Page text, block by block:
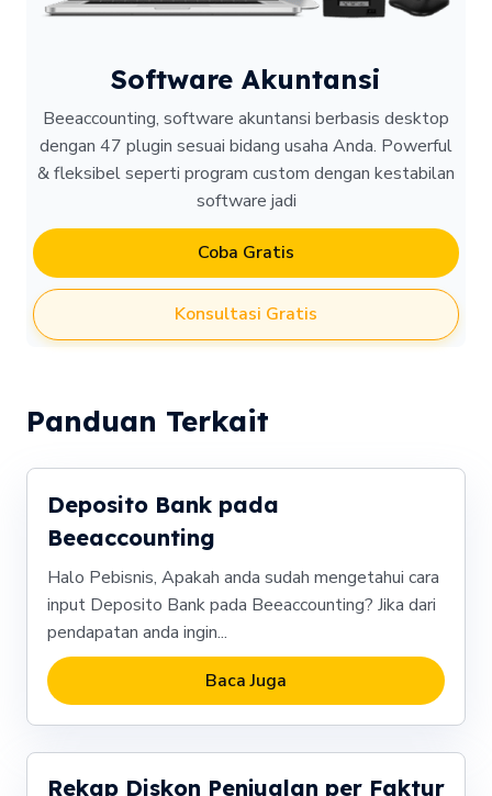
Software Akuntansi
Beeaccounting, software akuntansi berbasis desktop
dengan 47 plugin sesuai bidang usaha Anda. Powerful
& fleksibel seperti program custom dengan kestabilan
software jadi
Coba Gratis
Konsultasi Gratis
Panduan Terkait
Deposito Bank pada
Beeaccounting
Halo Pebisnis, Apakah anda sudah mengetahui cara
input Deposito Bank pada Beeaccounting? Jika dari
pendapatan anda ingin...
Baca Juga
Rekap Diskon Penjualan per Faktur